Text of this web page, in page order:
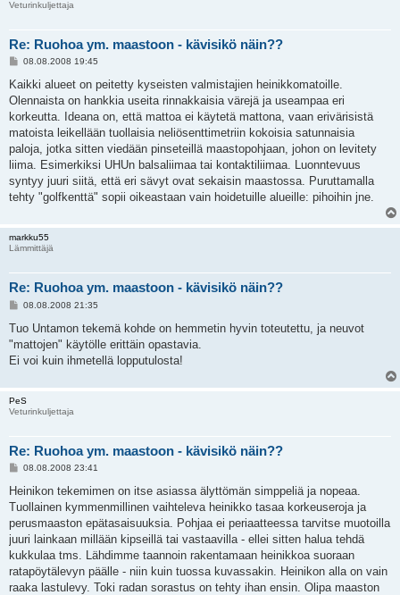
Veturinkuljettaja
Re: Ruohoa ym. maastoon - kävisikö näin??
V
e
t
i
08.08.2008 19:45
Kaikki alueet on peitetty kyseisten valmistajien heinikkomatoille.
Olennaista on hankkia useita rinnakkaisia värejä ja useampaa eri
korkeutta. Ideana on, että mattoa ei käytetä mattona, vaan erivärisistä
matoista leikellään tuollaisia neliösenttimetriin kokoisia satunnaisia
paloja, jotka sitten viedään pinseteillä maastopohjaan, johon on levitety
liima. Esimerkiksi UHUn balsaliimaa tai kontaktiliimaa. Luonntevuus
syntyy juuri siitä, että eri sävyt ovat sekaisin maastossa. Puruttamalla
tehty "golfkenttä" sopii oikeastaan vain hoidetuille alueille: pihoihin jne.
markku55
Lämmittäjä
Re: Ruohoa ym. maastoon - kävisikö näin??
V
e
t
08.08.2008 21:35
Tuo Untamon tekemä kohde on hemmetin hyvin toteutettu, ja neuvot
"mattojen" käytölle erittäin opastavia.
Ei voi kuin ihmetellä lopputulosta!
PeS
Veturinkuljettaja
Re: Ruohoa ym. maastoon - kävisikö näin??
V
e
t
i
08.08.2008 23:41
Heinikon tekemimen on itse asiassa älyttömän simppeliä ja nopeaa.
Tuollainen kymmenmillinen vaihteleva heinikko tasaa korkeuseroja ja
perusmaaston epätasaisuuksia. Pohjaa ei periaatteessa tarvitse muotoilla
juuri lainkaan millään kipseillä tai vastaavilla - ellei sitten halua tehdä
kukkulaa tms. Lähdimme taannoin rakentamaan heinikkoa suoraan
ratapöytälevyn päälle - niin kuin tuossa kuvassakin. Heinikon alla on vain
raaka lastulevy. Toki radan sorastus on tehty ihan ensin. Olipa maaston